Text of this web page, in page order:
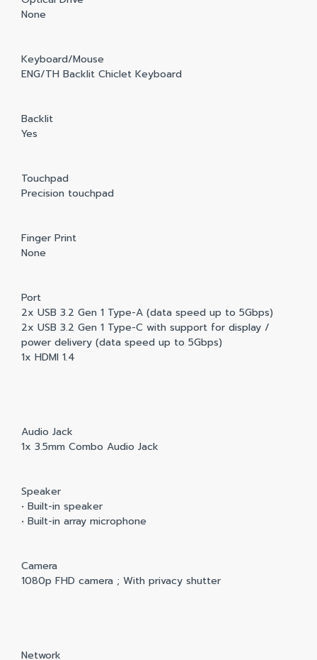
None
Keyboard/Mouse
ENG/TH Backlit Chiclet Keyboard
Backlit
Yes
Touchpad
Precision touchpad
Finger Print
None
Port
2x USB 3.2 Gen 1 Type-A (data speed up to 5Gbps)
2x USB 3.2 Gen 1 Type-C with support for display /
power delivery (data speed up to 5Gbps)
1x HDMI 1.4
Audio Jack
1x 3.5mm Combo Audio Jack
Speaker
• Built-in speaker
• Built-in array microphone
Camera
1080p FHD camera ; With privacy shutter
Network